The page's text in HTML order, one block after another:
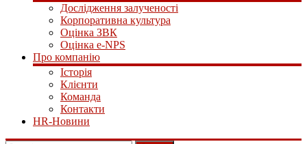
Дослідження залученості
Корпоративна культура
Оцінка ЗВК
Оцінка e-NPS
Про компанію
Історія
Клієнти
Команда
Контакти
HR-Новини